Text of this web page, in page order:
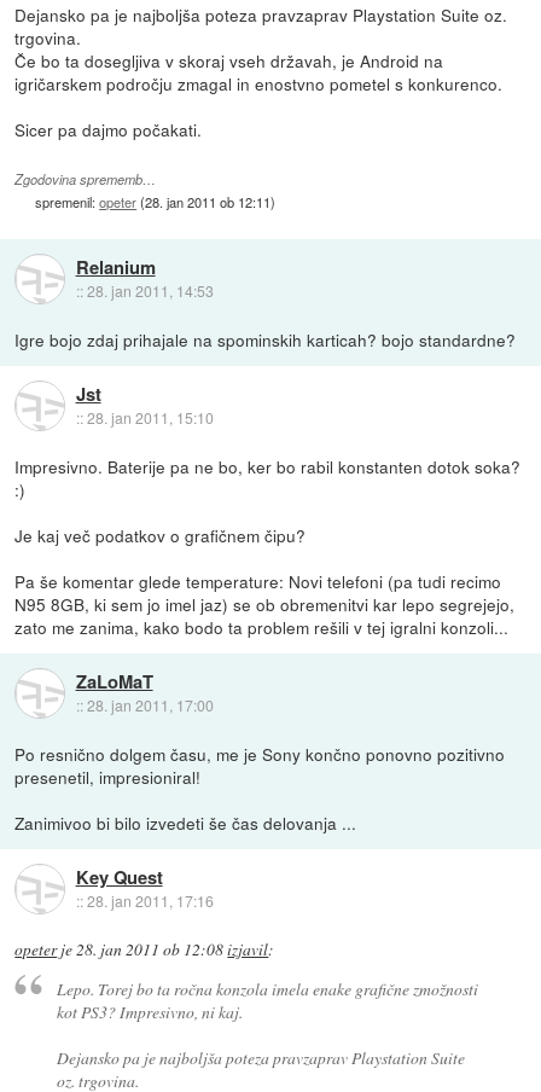
Dejansko pa je najboljša poteza pravzaprav Playstation Suite oz.
trgovina.
Če bo ta dosegljiva v skoraj vseh državah, je Android na
igričarskem področju zmagal in enostvno pometel s konkurenco.
Sicer pa dajmo počakati.
Zgodovina sprememb…
spremenil:opeter(28. jan 2011 ob 12:11)
Relanium
::28. jan 2011, 14:53
Igre bojo zdaj prihajale na spominskih karticah? bojo standardne?
Jst
::28. jan 2011, 15:10
Impresivno. Baterije pa ne bo, ker bo rabil konstanten dotok soka?
:)
Je kaj več podatkov o grafičnem čipu?
Pa še komentar glede temperature: Novi telefoni (pa tudi recimo
N95 8GB, ki sem jo imel jaz) se ob obremenitvi kar lepo segrejejo,
zato me zanima, kako bodo ta problem rešili v tej igralni konzoli...
ZaLoMaT
::28. jan 2011, 17:00
Po resnično dolgem času, me je Sony končno ponovno pozitivno
presenetil, impresioniral!
Zanimivoo bi bilo izvedeti še čas delovanja ...
Key Quest
::28. jan 2011, 17:16
opeterje28. jan 2011 ob 12:08izjavil:
Lepo. Torej bo ta ročna konzola imela enake grafične zmožnosti
kot PS3? Impresivno, ni kaj.
Dejansko pa je najboljša poteza pravzaprav Playstation Suite
oz. trgovina.